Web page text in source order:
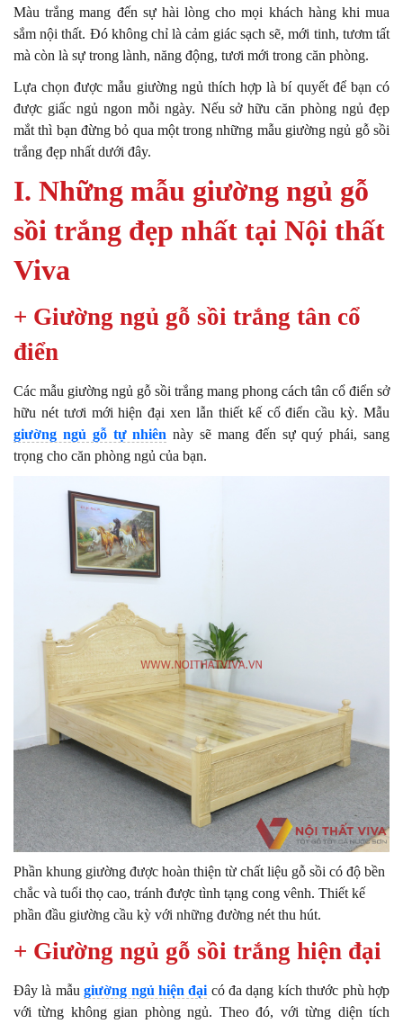
Màu trắng mang đến sự hài lòng cho mọi khách hàng khi mua
sắm nội thất. Đó không chỉ là cảm giác sạch sẽ, mới tinh, tươm tất
mà còn là sự trong lành, năng động, tươi mới trong căn phòng.
Lựa chọn được mẫu giường ngủ thích hợp là bí quyết để bạn có
được giấc ngủ ngon mỗi ngày. Nếu sở hữu căn phòng ngủ đẹp
mắt thì bạn đừng bỏ qua một trong những mẫu giường ngủ gỗ sồi
trắng đẹp nhất dưới đây.
I. Những mẫu giường ngủ gỗ
sồi trắng đẹp nhất tại Nội thất
Viva
+ Giường ngủ gỗ sồi trắng tân cổ
điển
Các mẫu giường ngủ gỗ sồi trắng mang phong cách tân cổ điển sở
hữu nét tươi mới hiện đại xen lẫn thiết kế cổ điển cầu kỳ. Mẫu
giường ngủ gỗ tự nhiên này sẽ mang đến sự quý phái, sang
trọng cho căn phòng ngủ của bạn.
Phần khung giường được hoàn thiện từ chất liệu gỗ sồi có độ bền
chắc và tuổi thọ cao, tránh được tình tạng cong vênh. Thiết kế
phần đầu giường cầu kỳ với những đường nét thu hút.
+ Giường ngủ gỗ sồi trắng hiện đại
Đây là mẫugiường ngủ hiện đại có đa dạng kích thước phù hợp
với từng không gian phòng ngủ. Theo đó, với từng diện tích